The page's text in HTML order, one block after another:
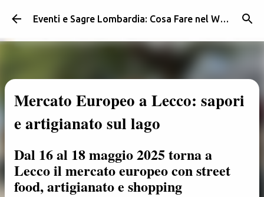
Passa ai contenuti principali Eventi e Sagre Lombardia: Cosa Fare nel Weekend | Weekendidea
Mercato Europeo a Lecco: sapori
e artigianato sul lago
Dal 16 al 18 maggio 2025 torna a
Lecco il mercato europeo con street
food, artigianato e shopping